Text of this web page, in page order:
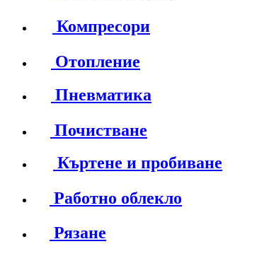
Компресори
Отопление
Пневматика
Почистване
Къртене и пробиване
Работно облекло
Рязане